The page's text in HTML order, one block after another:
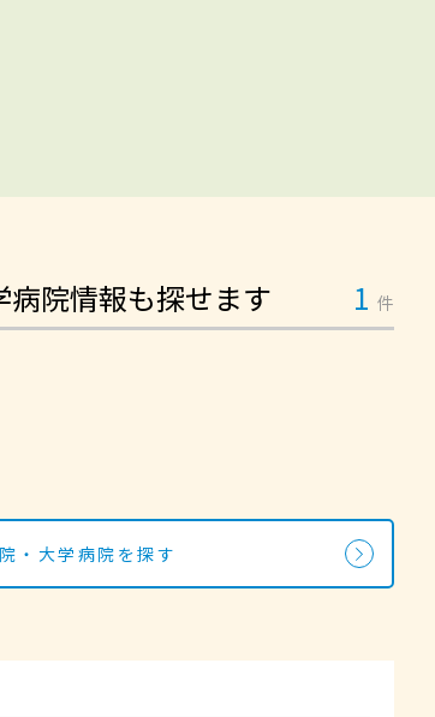
院情報も探せます 1 件
・大学病院を探す